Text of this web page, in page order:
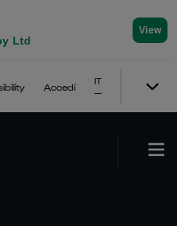
Ltd
View
Accedi
IT